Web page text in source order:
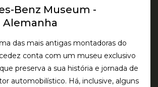
Benz Museum -
das mais antigas montadoras do
conta com um museu exclusivo
preserva a sua história e jornada de
automobilístico. Há, inclusive, alguns